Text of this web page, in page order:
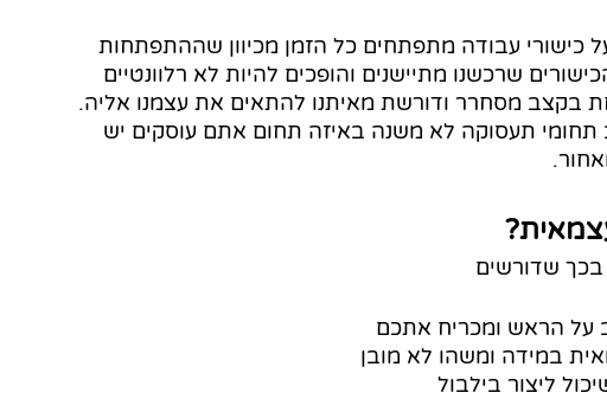
כישורי עבודה מתפתחים כל הזמן מכיוון שההתפתחות
שרכשנו מתיישנים והופכים להיות לא רלוונטיים
בקצב מסחרר ודורשת מאיתנו להתאים את עצמנו אליה.
תחומי תעסוקה לא משנה באיזה תחום אתם עוסקים יש
שדורשים
על הראש ומכריח אתכם
במידה ומשהו לא מובן
ליצור בילבול